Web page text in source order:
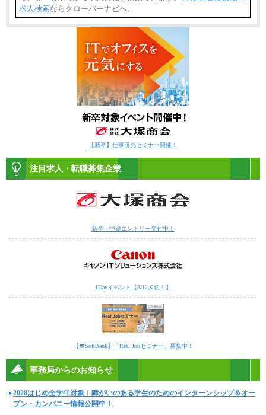
求人検索ならクローバーナビへ。
【新卒】仕事研究セミナー開催！
注目求人・転職募集企業
新卒・中途エントリー受付中！
1Dayイベント【8/12〆切！】
【〓SoftBank】「Real Jobセミナー」募集中！
事務局からのお知らせ
2028はじめ全学年対象！障がいのある学生のためのインターンシップ＆オー
プン・カンパニー情報公開中！